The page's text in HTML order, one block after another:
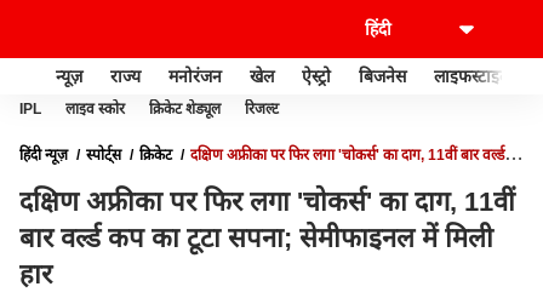
न्यूज़ राज्य मनोरंजन खेल ऐस्ट्रो बिजनेस लाइफस्टाइल
IPL लाइव स्कोर क्रिकेट शेड्यूल रिजल्ट
हिंदी न्यूज़ स्पोर्ट्स क्रिकेट
दक्षिण अफ्रीका पर फिर लगा 'चोकर्स' का दाग, 11वीं बार वर्ल्ड
दक्षिण अफ्रीका पर फिर लगा 'चोकर्स' का दाग, 11वीं
बार वर्ल्ड कप का टूटा सपना; सेमीफाइनल में मिली
हार